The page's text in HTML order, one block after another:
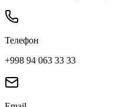
Телефон
+998 94 063 33 33